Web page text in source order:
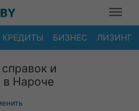
КРЕДИТЫ БИЗНЕС ЛИЗИНГ
и
в Нароче